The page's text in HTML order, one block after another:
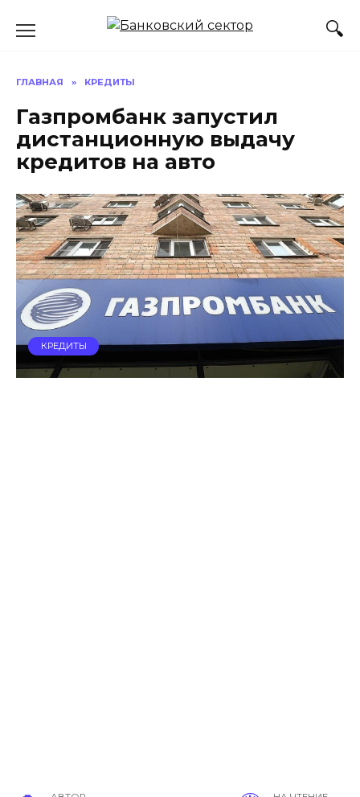
ГЛАВНАЯ » КРЕДИТЫ
Газпромбанк запустил
дистанционную выдачу
кредитов на авто
КРЕДИТЫ